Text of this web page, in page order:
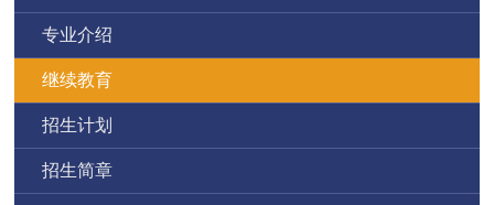
专业介绍
继续教育
招生计划
招生简章